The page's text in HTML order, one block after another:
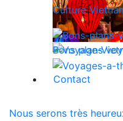
Culture
Bons plans
Contact
Nous serons très